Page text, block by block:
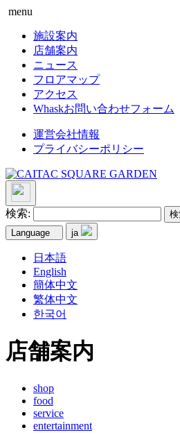
menu
施設案内
店舗案内
ニュース
フロアマップ
アクセス
Whaskお問い合わせフォーム
運営会社情報
プライバシーポリシー
検索:
Language ja
日本語
English
簡体中文
繁体中文
한국어
店舗案内
shop
food
service
entertainment